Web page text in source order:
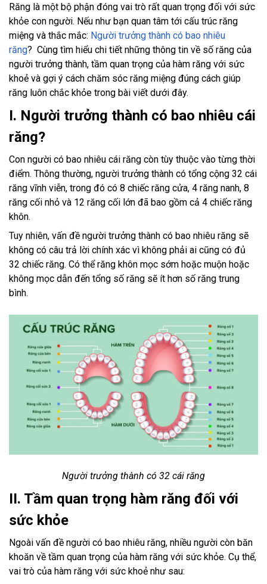
Răng là một bộ phận đóng vai trò rất quan trọng đối với sức
khỏe con người. Nếu như bạn quan tâm tới cấu trúc răng
miệng và thắc mắc: Người trưởng thành có bao nhiêu
răng? Cùng tìm hiểu chi tiết những thông tin về số răng của
người trưởng thành, tầm quan trọng của hàm răng với sức
khoẻ và gợi ý cách chăm sóc răng miệng đúng cách giúp
răng luôn chắc khỏe trong bài viết dưới đây.
I. Người trưởng thành có bao nhiêu cái
răng?
Con người có bao nhiêu cái răng còn tùy thuộc vào từng thời
điểm. Thông thường, người trưởng thành có tổng cộng 32 cái
răng vĩnh viễn, trong đó có 8 chiếc răng cửa, 4 răng nanh, 8
răng cối nhỏ và 12 răng cối lớn đã bao gồm cả 4 chiếc răng
khôn.
Tuy nhiên, vấn đề người trưởng thành có bao nhiêu răng sẽ
không có câu trả lời chính xác vì không phải ai cũng có đủ
32 chiếc răng. Có thể răng khôn mọc sớm hoặc muộn hoặc
không mọc dẫn đến tổng số răng sẽ ít hơn số răng trung
bình.
Người trưởng thành có 32 cái răng
II. Tầm quan trọng hàm răng đối với
sức khỏe
Ngoài vấn đề người có bao nhiêu răng, nhiều người còn băn
khoăn về tầm quan trọng của hàm răng với sức khỏe. Cụ thể,
vai trò của hàm răng với sức khoẻ như sau: